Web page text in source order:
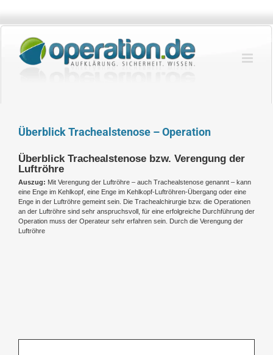
springen
Überblick Trachealstenose – Operation
Überblick Trachealstenose bzw. Verengung der
Luftröhre
Auszug: Mit Verengung der Luftröhre – auch Trachealstenose genannt – kann
eine Enge im Kehlkopf, eine Enge im Kehlkopf-Luftröhren-Übergang oder eine
Enge in der Luftröhre gemeint sein. Die Trachealchirurgie bzw. die Operationen
an der Luftröhre sind sehr anspruchsvoll, für eine erfolgreiche Durchführung der
Operation muss der Operateur sehr erfahren sein. Durch die Verengung der
Luftröhre